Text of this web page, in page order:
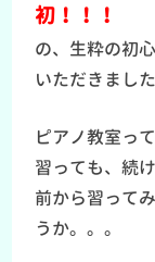
初！！！
の、生粋の初
いただきまし
ピアノ教室っ
習っても、続
前から習って
うか。。。